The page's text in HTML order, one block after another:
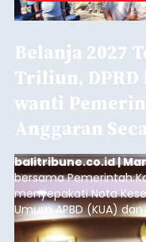
Belanja 2027
Triliun, DPRD
wanti
Anggaran
balitribune.co.id |
bersama Pemerintah
menyepakati Nota
Umum APBD (KUA)
Sementara (PPAS)